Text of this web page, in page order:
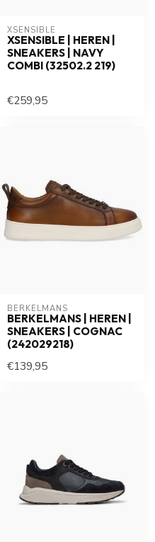
XSENSIBLE
XSENSIBLE | HEREN |
SNEAKERS | NAVY
COMBI (32502.2 219)
€259,95
BERKELMANS
BERKELMANS | HEREN |
SNEAKERS | COGNAC
(242029218)
€139,95